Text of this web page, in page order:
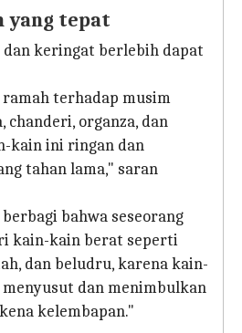
yang tepat
keringat berlebih dapat
terhadap musim
organza, dan
kain ini ringan dan
tahan lama," saran
bahwa seseorang
kain-kain berat seperti
dan beludru, karena kain-
dan menimbulkan
kelembapan."